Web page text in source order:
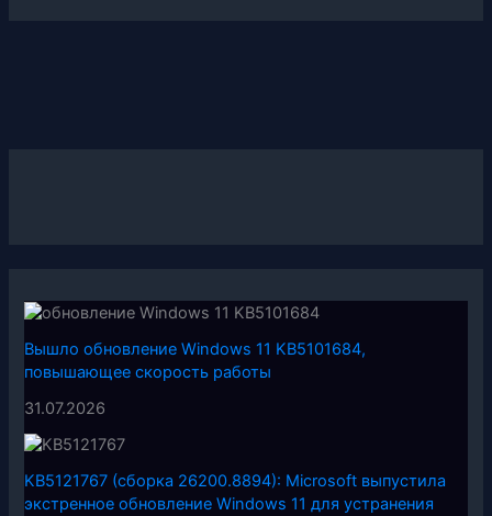
Вышло обновление Windows 11 KB5101684,
повышающее скорость работы
31.07.2026
KB5121767 (сборка 26200.8894): Microsoft выпустила
экстренное обновление Windows 11 для устранения